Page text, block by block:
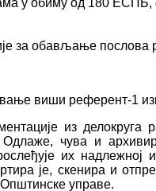
у обиму од 180
за обављање послова
виши референт-1
из
чува и
их надлежној
је, скенира и
управе.